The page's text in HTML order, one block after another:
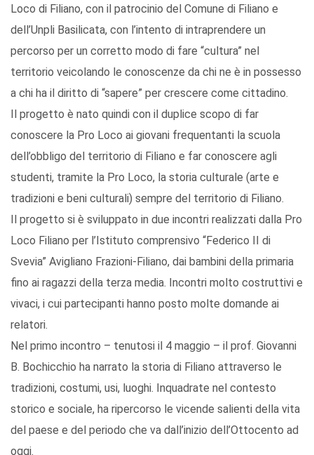
Loco di Filiano, con il patrocinio del Comune di Filiano e
dell’Unpli Basilicata, con l’intento di intraprendere un
percorso per un corretto modo di fare “cultura” nel
territorio veicolando le conoscenze da chi ne è in possesso
a chi ha il diritto di “sapere” per crescere come cittadino.
Il progetto è nato quindi con il duplice scopo di far
conoscere la Pro Loco ai giovani frequentanti la scuola
dell’obbligo del territorio di Filiano e far conoscere agli
studenti, tramite la Pro Loco, la storia culturale (arte e
tradizioni e beni culturali) sempre del territorio di Filiano.
Il progetto si è sviluppato in due incontri realizzati dalla Pro
Loco Filiano per l’Istituto comprensivo “Federico II di
Svevia” Avigliano Frazioni-Filiano, dai bambini della primaria
fino ai ragazzi della terza media. Incontri molto costruttivi e
vivaci, i cui partecipanti hanno posto molte domande ai
relatori.
Nel primo incontro – tenutosi il 4 maggio – il prof. Giovanni
B. Bochicchio ha narrato la storia di Filiano attraverso le
tradizioni, costumi, usi, luoghi. Inquadrate nel contesto
storico e sociale, ha ripercorso le vicende salienti della vita
del paese e del periodo che va dall’inizio dell’Ottocento ad
oggi.